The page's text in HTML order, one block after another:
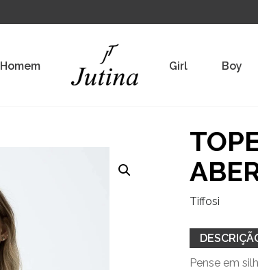
Homem Girl Boy
Tiffosi
Pense em